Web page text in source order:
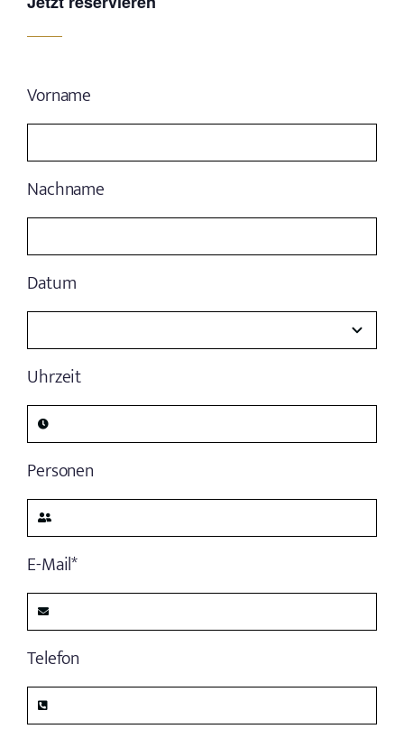
Vorname
Nachname
Datum
Uhrzeit
Personen
E-Mail*
Telefon